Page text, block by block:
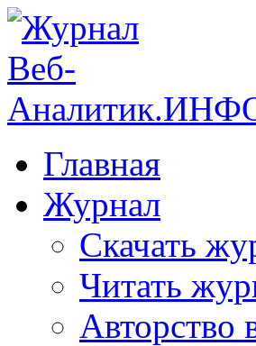
Главная
Журнал
Скачать
Читать
Авторство